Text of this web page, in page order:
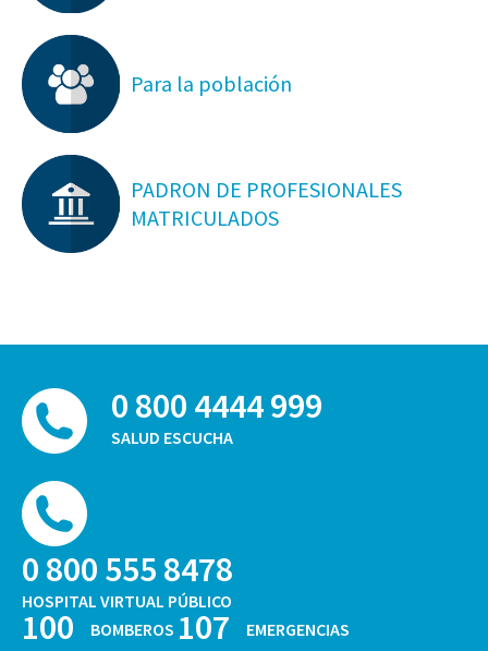
Para la población
PADRON DE PROFESIONALES
MATRICULADOS
0 800 4444 999
SALUD ESCUCHA
0 800 555 8478
HOSPITAL VIRTUAL PÚBLICO
100 BOMBEROS 107 EMERGENCIAS